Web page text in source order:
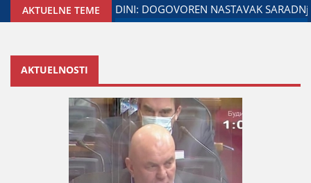
AKTUELNE TEME
ZADUŽENOG ZA ODNOSE SA DIЈASPOROM
AKTUELNOSTI